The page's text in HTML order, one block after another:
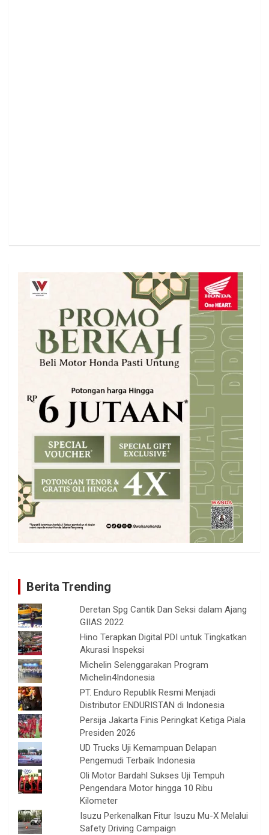
Berita Trending
Deretan Spg Cantik Dan Seksi dalam Ajang
GIIAS 2022
Hino Terapkan Digital PDI untuk Tingkatkan
Akurasi Inspeksi
Michelin Selenggarakan Program
Michelin4Indonesia
PT. Enduro Republik Resmi Menjadi
Distributor ENDURISTAN di Indonesia
Persija Jakarta Finis Peringkat Ketiga Piala
Presiden 2026
UD Trucks Uji Kemampuan Delapan
Pengemudi Terbaik Indonesia
Oli Motor Bardahl Sukses Uji Tempuh
Pengendara Motor hingga 10 Ribu
Kilometer
Isuzu Perkenalkan Fitur Isuzu Mu-X Melalui
Safety Driving Campaign